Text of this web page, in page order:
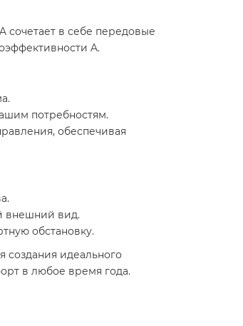
в себе передовые
A.
потребностям.
обеспечивая
внешний вид.
обстановку.
создания идеального
в любое время года.